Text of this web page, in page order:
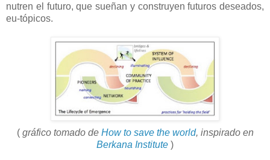
nutren el futuro, que sueñan y construyen futuros deseados,
eu-tópicos.
( gráfico tomado de How to save the world, inspirado en
Berkana Institute )